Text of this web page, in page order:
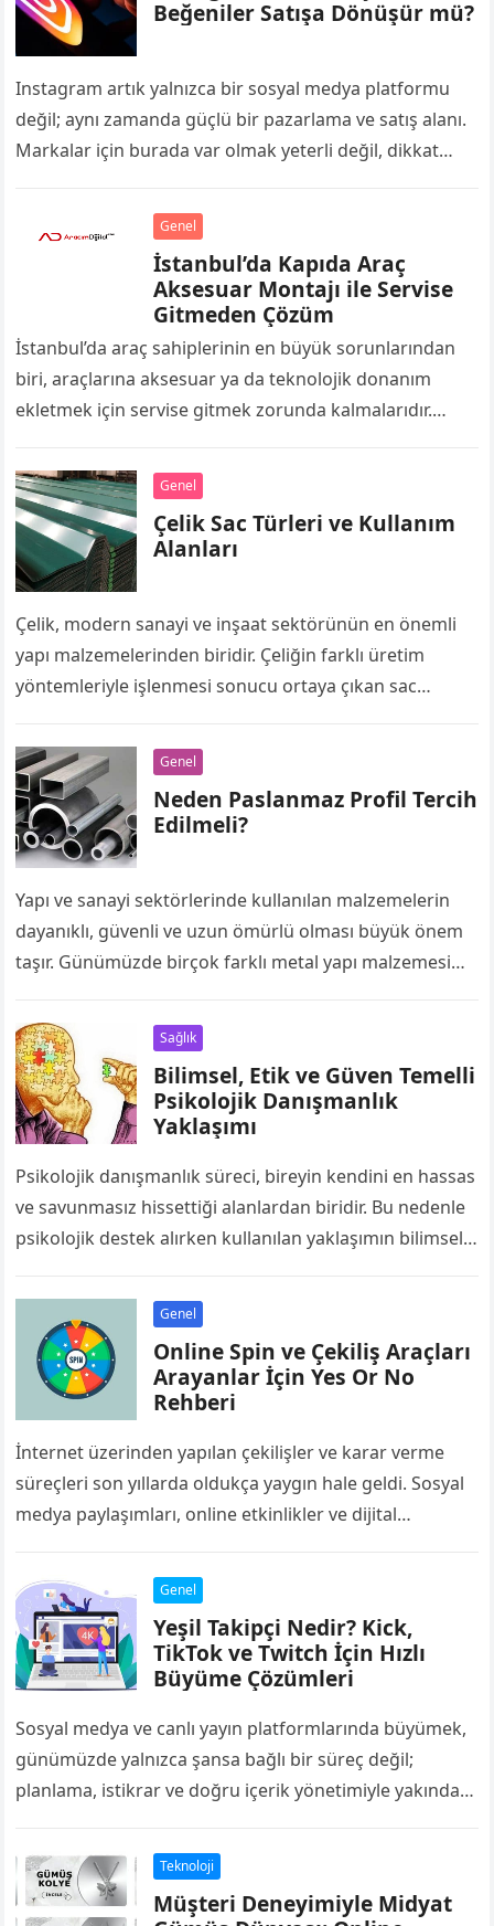
Beğeniler Satışa Dönüşür mü?
Instagram artık yalnızca bir sosyal medya platformu
değil; aynı zamanda güçlü bir pazarlama ve satış alanı.
Markalar için burada var olmak yeterli değil, dikkat
Genel
İstanbul’da Kapıda Araç
Aksesuar Montajı ile Servise
Gitmeden Çözüm
İstanbul’da araç sahiplerinin en büyük sorunlarından
biri, araçlarına aksesuar ya da teknolojik donanım
ekletmek için servise gitmek zorunda kalmalarıdır.
zaman…
Genel
Çelik Sac Türleri ve Kullanım
Alanları
Çelik, modern sanayi ve inşaat sektörünün en önemli
yapı malzemelerinden biridir. Çeliğin farklı üretim
yöntemleriyle işlenmesi sonucu ortaya çıkan sac
kullanılmaktadır….
Genel
Neden Paslanmaz Profil Tercih
Edilmeli?
Yapı ve sanayi sektörlerinde kullanılan malzemelerin
dayanıklı, güvenli ve uzun ömürlü olması büyük önem
taşır. Günümüzde birçok farklı metal yapı malzemesi
teknik…
Sağlık
Bilimsel, Etik ve Güven Temelli
Psikolojik Danışmanlık
Yaklaşımı
Psikolojik danışmanlık süreci, bireyin kendini en hassas
ve savunmasız hissettiği alanlardan biridir. Bu nedenle
psikolojik destek alırken kullanılan yaklaşımın bilimsel
Genel
Online Spin ve Çekiliş Araçları
Arayanlar İçin Yes Or No
Rehberi
İnternet üzerinden yapılan çekilişler ve karar verme
süreçleri son yıllarda oldukça yaygın hale geldi. Sosyal
medya paylaşımları, online etkinlikler ve dijital
Genel
Yeşil Takipçi Nedir? Kick,
TikTok ve Twitch İçin Hızlı
Büyüme Çözümleri
Sosyal medya ve canlı yayın platformlarında büyümek,
günümüzde yalnızca şansa bağlı bir süreç değil;
planlama, istikrar ve doğru içerik yönetimiyle yakından
Teknoloji
Müşteri Deneyimiyle Midyat